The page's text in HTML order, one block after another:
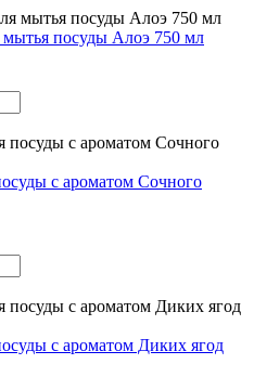
посуды Алоэ 750 мл
с ароматом Сочного
с ароматом Диких ягод